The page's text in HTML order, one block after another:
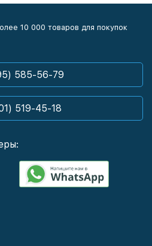
10 000 товаров для покупок
585-56-79
519-45-18